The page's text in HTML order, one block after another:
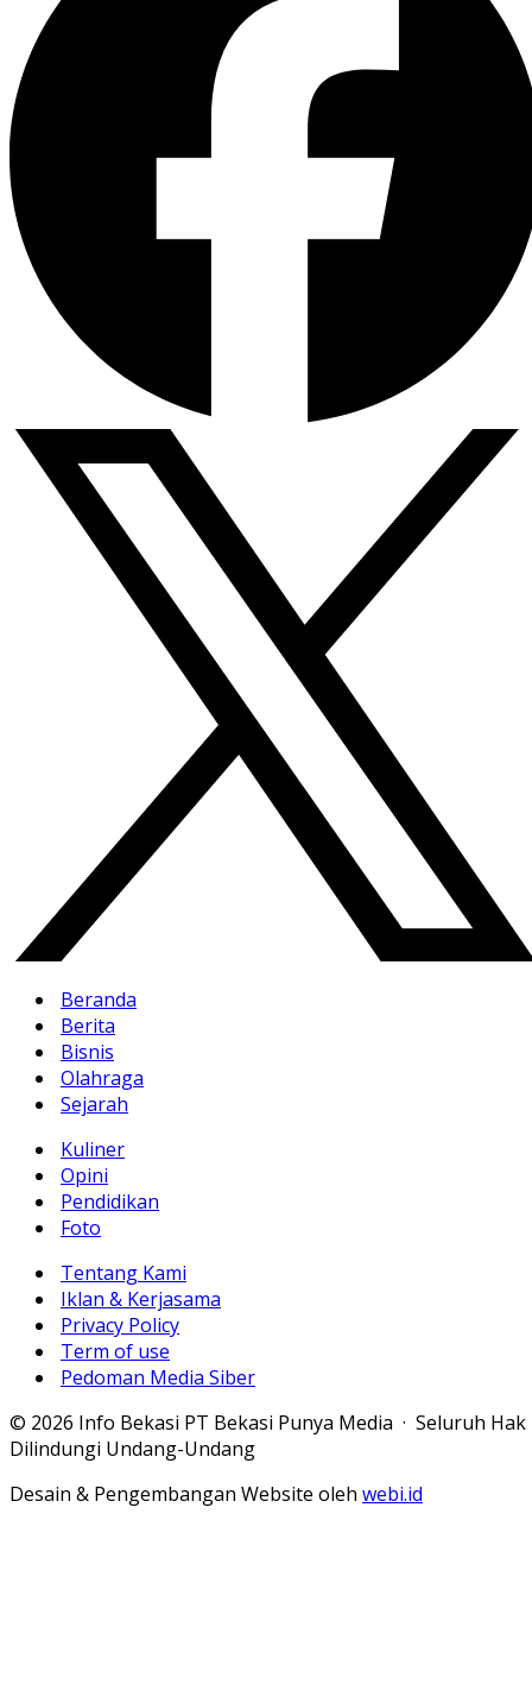
Beranda
Berita
Bisnis
Olahraga
Sejarah
Kuliner
Opini
Pendidikan
Foto
Tentang Kami
Iklan & Kerjasama
Privacy Policy
Term of use
Pedoman Media Siber
© 2026 Info Bekasi PT Bekasi Punya Media · Seluruh Hak
Dilindungi Undang-Undang
Desain & Pengembangan Website oleh webi.id